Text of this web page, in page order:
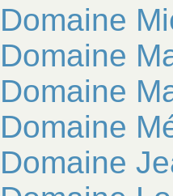
Domaine
Domaine
Domaine
Domaine
Domaine